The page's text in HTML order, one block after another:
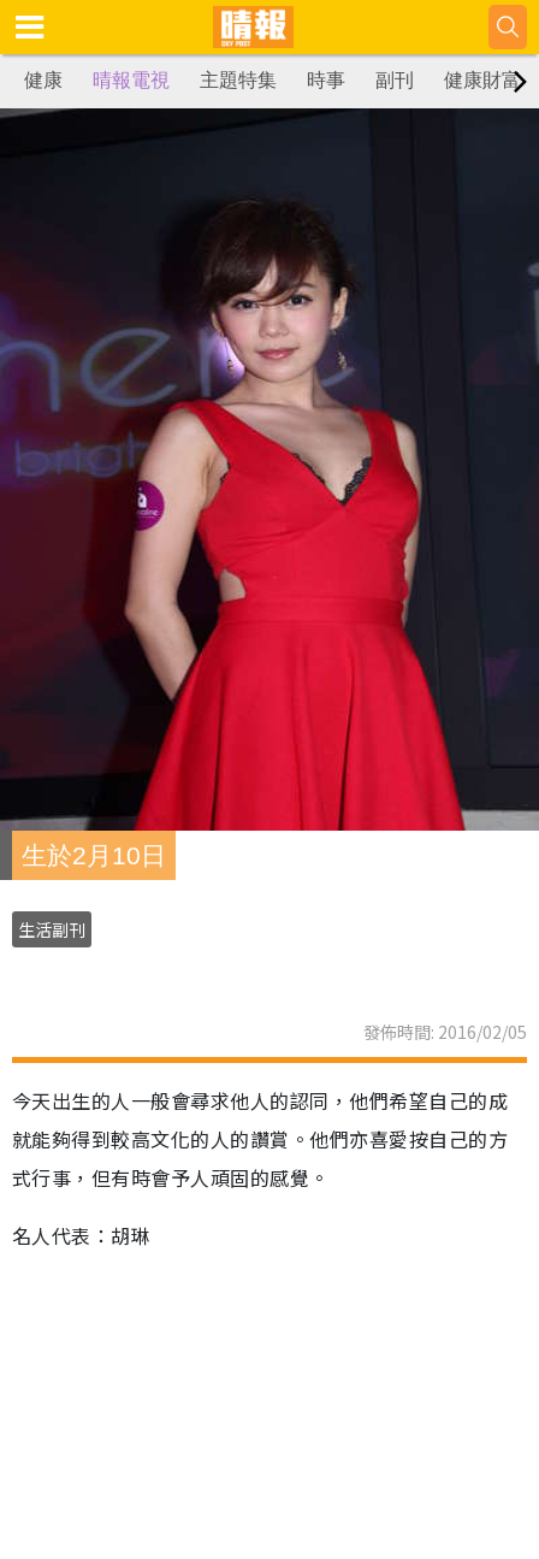
健康 晴報電視 主題特集 時事 副刊 健康財富
生於2月10日
生活副刊
發佈時間: 2016/02/05
今天出生的人一般會尋求他人的認同，他們希望自己的成
就能夠得到較高文化的人的讚賞。他們亦喜愛按自己的方
式行事，但有時會予人頑固的感覺。
名人代表：胡琳